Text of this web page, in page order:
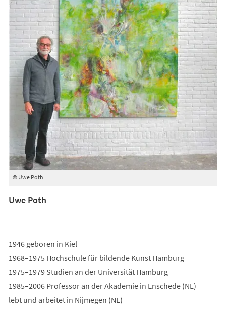
© Uwe Poth
Uwe Poth
1946 geboren in Kiel
1968–1975 Hochschule für bildende Kunst Hamburg
1975–1979 Studien an der Universität Hamburg
1985–2006 Professor an der Akademie in Enschede (NL)
lebt und arbeitet in Nijmegen (NL)